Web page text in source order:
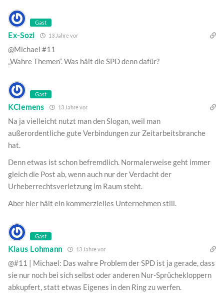
Gast
Ex-Sozi 13 Jahre vor
@Michael #11
„Wahre Themen“. Was hält die SPD denn dafür?
Gast
KClemens 13 Jahre vor
Na ja vielleicht nutzt man den Slogan, weil man
außerordentliche gute Verbindungen zur Zeitarbeitsbranche
hat.
Denn etwas ist schon befremdlich. Normalerweise geht immer
gleich die Post ab, wenn auch nur der Verdacht der
Urheberrechtsverletzung im Raum steht.
Aber hier hält ein kommerzielles Unternehmen still.
Gast
Klaus Lohmann 13 Jahre vor
@#11 | Michael: Das wahre Problem der SPD ist ja gerade, dass
sie nur noch bei sich selbst oder anderen Nur-Sprüchekloppern
abkupfert, statt etwas Eigenes in den Ring zu werfen.